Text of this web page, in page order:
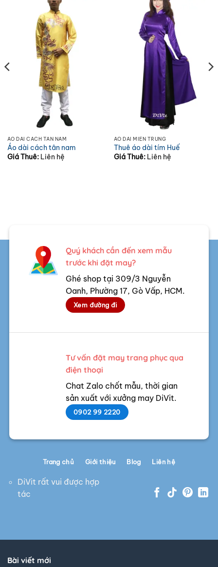
ÁO DÀI CÁCH TÂN NAM
Áo dài cách tân nam
Giá Thuê: Liên hệ
ÁO DÀI MIỀN TRUNG
Thuê áo dài tím Huế
Giá Thuê: Liên hệ
Quý khách cần đến xem mẫu
trước khi đặt may?
Ghé shop tại 309/3 Nguyễn
Oanh, Phường 17, Gò Vấp, HCM.
Xem đường đi
Tư vấn đặt may trang phục qua
điện thoại
Chat Zalo chốt mẫu, thời gian
sản xuất với xưởng may DiVit.
0902 99 2220
DiVit rất vui được hợp
tác
Trang chủ Giới thiệu Blog Liên hệ
Bài viết mới